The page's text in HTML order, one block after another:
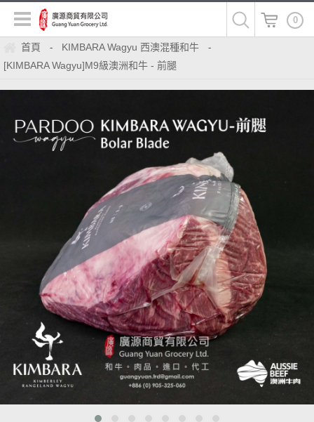
0
首頁 - KIMBARA Wagyu 西澳混種和牛 -
[KIMBARA Wagyu]M9級澳洲和牛 - 前腿